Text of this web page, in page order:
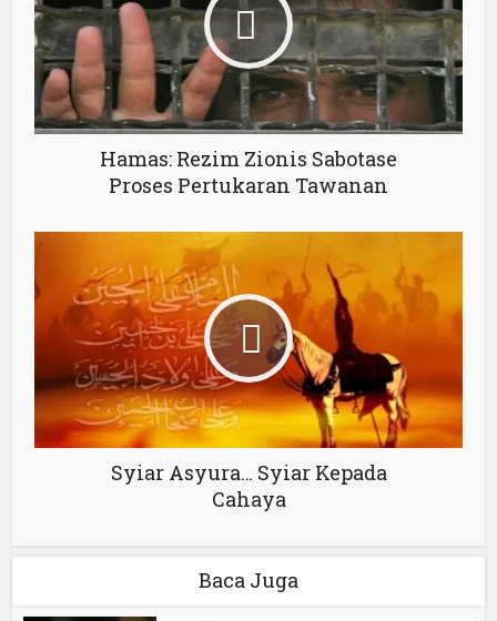
Hamas: Rezim Zionis Sabotase
Proses Pertukaran Tawanan
Syiar Asyura… Syiar Kepada
Cahaya
Baca Juga